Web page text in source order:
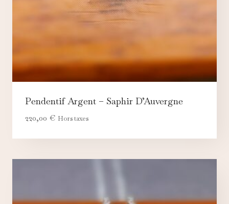
Pendentif Argent – Saphir D’Auvergne
220,00 € Hors taxes